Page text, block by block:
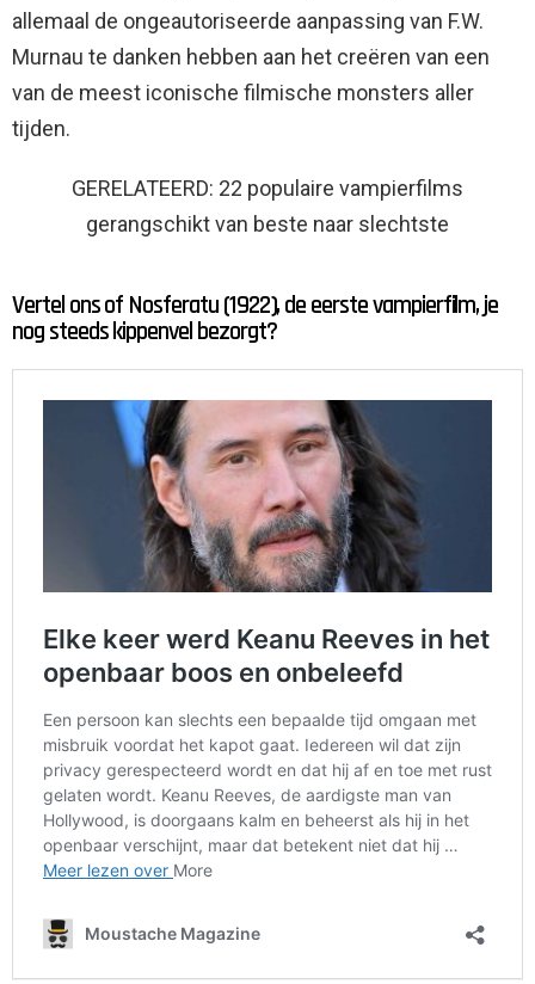
allemaal de ongeautoriseerde aanpassing van F.W.
Murnau te danken hebben aan het creëren van een
van de meest iconische filmische monsters aller
tijden.
GERELATEERD: 22 populaire vampierfilms
gerangschikt van beste naar slechtste
Vertel ons of Nosferatu (1922), de eerste vampierfilm, je
nog steeds kippenvel bezorgt?